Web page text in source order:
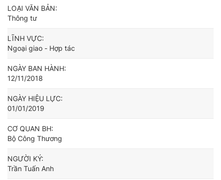
LOẠI VĂN BẢN:
Thông tư
LĨNH VỰC:
Ngoại giao - Hợp tác
NGÀY BAN HÀNH:
12/11/2018
NGÀY HIỆU LỰC:
01/01/2019
CƠ QUAN BH:
Bộ Công Thương
NGƯỜI KÝ:
Trần Tuấn Anh